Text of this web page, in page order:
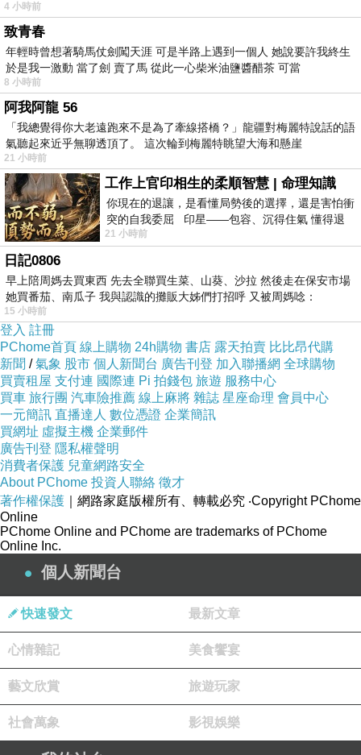
為了測試看看能否早日完成夫人的美夢，
與大陸黃山差不多的北橫明池棲蘭山神木群之
行。
我們生在一個有高山的台灣，是十分幸運的，
但這道理只有登過高山和無山可登
台灣
，而且青翠無限、秀麗
4 小時前
致青春
年輕時曾想著騎馬仗劍闖天涯 可是半路上遇到一個人 她說要許我終生
於是我一激動 當了劍 賣了馬 從此一心柴米油鹽醬醋茶 可當
8 小時前
阿我阿龍 56
「我總覺得你大老遠跑來不是為了牽線搭橋？」龍疆對梅麗特說話的語
氣聽起來近乎無聊透頂了。 這次輪到梅麗特眺望大海和懸崖
21 小時前
工作上官印相生的柔順智慧 | 命理知識
你現在的退讓，是看懂局勢後的選擇，還是害怕衝
突的自我委屈 印星——包容、沉得住氣 懂得退
一步觀察，不會
21 小時前
日記0806
早上陪周媽去買東西 先去全聯買生菜、山葵、沙拉 然後走在保安市場
她買番茄、南瓜子 我與認識的攤販大姊們打招呼 又被周媽唸：
15 小時前
登入 註冊
PChome首頁 線上購物 24h購物 書店 露天拍賣 比比昂代購
新聞 /氣象 股市 個人新聞台 廣告刊登 加入聯播網 全球購物
買賣租屋 支付連 國際連 Pi 拍錢包 旅遊 服務中心
買車 旅行團 汽車險推薦 線上麻將 雜誌 星座命理 會員中心
一元簡訊 直播達人 數位憑證 企業簡訊
買網址 虛擬主機 企業郵件
廣告刊登 隱私權聲明
消費者保護 兒童網路安全
About PChome 投資人聯絡 徵才
著作權保護 ｜網路家庭版權所有、轉載必究 ‧Copyright PChome
Online
PChome Online and PChome are trademarks of PChome
Online Inc.
個人新聞台
快速發文 最新文章
心情雜記 美食饗宴
藝文欣賞 旅遊玩家
社會萬象 影視娛樂